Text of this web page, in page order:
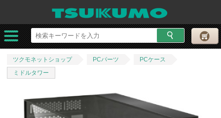
ツクモネットショップ PCパーツ
PCケース
ミドルタワー